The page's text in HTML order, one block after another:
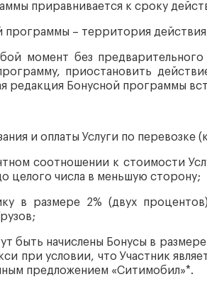
приравнивается к сроку
программы – территория
момент без предварительного
приостановить
редакция Бонусной программы
и оплаты Услуги по перевозке
соотношении к стоимости
целого числа в меньшую сторону;
в размере 2% (двух
быть начислены Бонусы в
при условии, что Участник
предложением «Ситимобил»*.